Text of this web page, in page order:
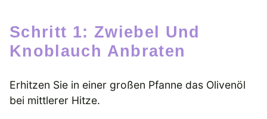
Schritt 1: Zwiebel Und
Knoblauch Anbraten
Erhitzen Sie in einer großen Pfanne das Olivenöl
bei mittlerer Hitze.